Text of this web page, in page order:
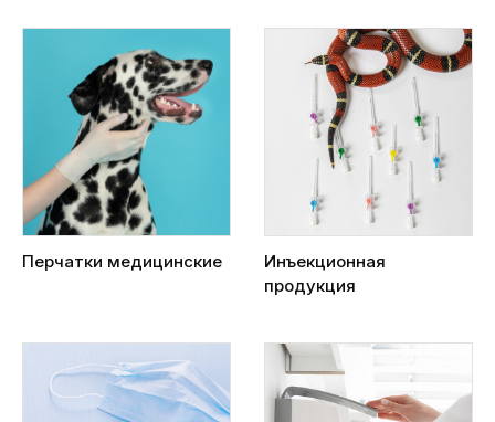
Перчатки медицинские
Инъекционная
продукция